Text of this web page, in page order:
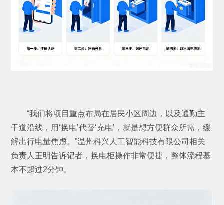
“我们将项目重点布局在居民小区周边，以及通勤主
干道沿线，用‘换电’代替‘充电’，就是想方便群众所需，缓
解出行电量焦虑。”温州科兴人工智能科技有限公司相关
负责人王明告诉记者，换电柜操作非常便捷，整体流程基
本不超过2分钟。